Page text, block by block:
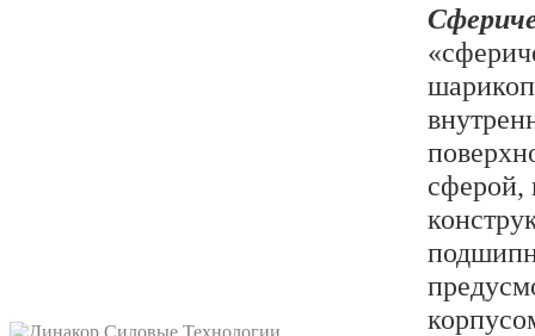
сферой,